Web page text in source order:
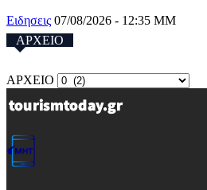
Ειδησεις 07/08/2026 - 12:35 ΜΜ
ΑΡΧΕΙΟ
ΑΡΧΕΙΟ